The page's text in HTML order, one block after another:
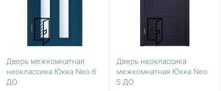
Дверь межкомнатная
неоклассика Юкка Neo 6
ДО
Дверь неоклассика
межкомнатная Юкка Neo
5 ДО